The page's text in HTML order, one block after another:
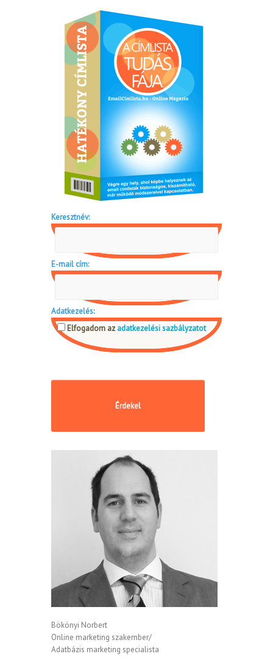
Keresztnév:
E-mail cím:
Adatkezelés:
Elfogadom az adatkezelési sazbályzatot
Bökönyi Norbert
Online marketing szakember/
Adatbázis marketing specialista